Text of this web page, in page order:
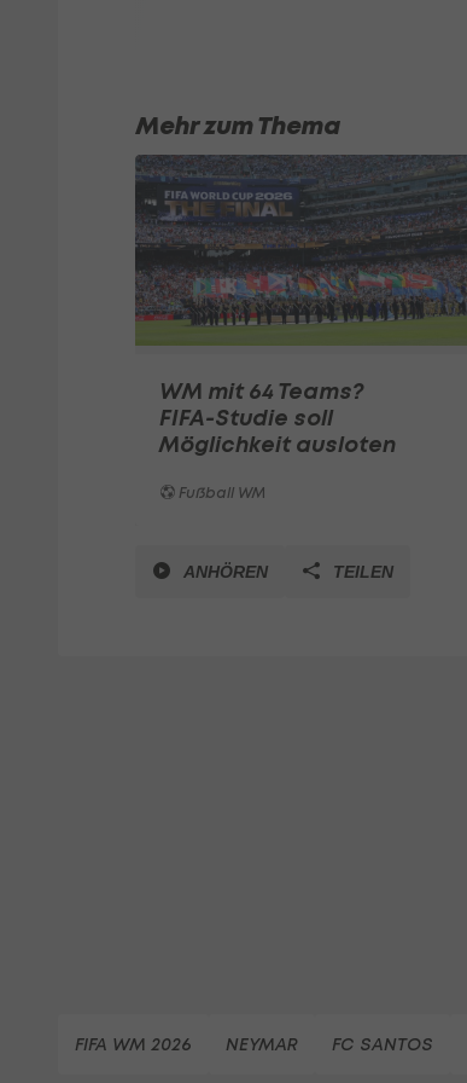
Mehr zum Thema
WM mit 64 Teams?
FIFA-Studie soll
Möglichkeit ausloten
Fußball WM
ANHÖREN TEILEN
FIFA WM 2026 NEYMAR FC SANTOS